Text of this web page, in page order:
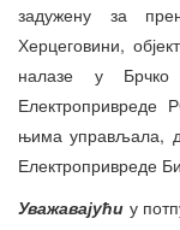
задужену за
Херцеговини,
налазе у Брчко
Електропривреде
њима управљала,
Електропривреде
Уважавајући у